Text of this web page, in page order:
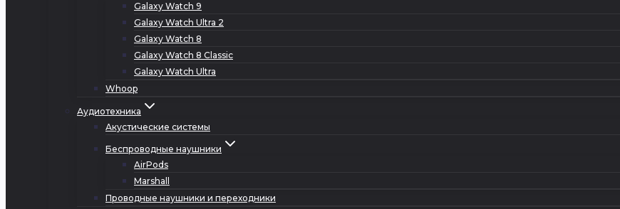
Galaxy Watch 9
Galaxy Watch Ultra 2
Galaxy Watch 8
Galaxy Watch 8 Classic
Galaxy Watch Ultra
Whoop
Аудиотехника
Акустические системы
Беспроводные наушники
AirPods
Marshall
Проводные наушники и переходники